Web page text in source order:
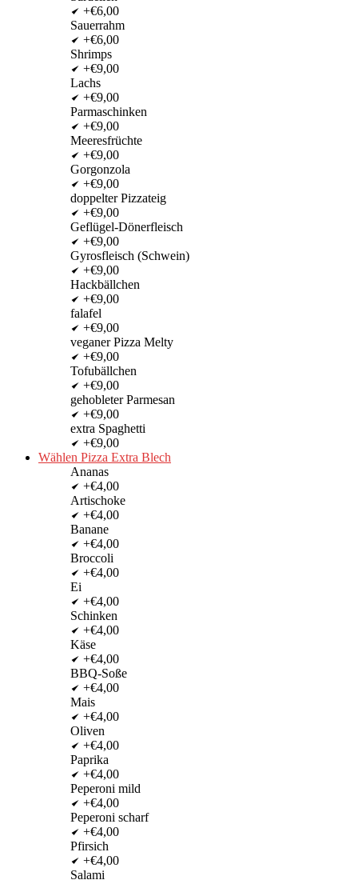
+€6,00
Sauerrahm
+€6,00
Shrimps
+€9,00
Lachs
+€9,00
Parmaschinken
+€9,00
Meeresfrüchte
+€9,00
Gorgonzola
+€9,00
doppelter Pizzateig
+€9,00
Geflügel-Dönerfleisch
+€9,00
Gyrosfleisch (Schwein)
+€9,00
Hackbällchen
+€9,00
falafel
+€9,00
veganer Pizza Melty
+€9,00
Tofubällchen
+€9,00
gehobleter Parmesan
+€9,00
extra Spaghetti
+€9,00
Wählen Pizza Extra Blech
Ananas
+€4,00
Artischoke
+€4,00
Banane
+€4,00
Broccoli
+€4,00
Ei
+€4,00
Schinken
+€4,00
Käse
+€4,00
BBQ-Soße
+€4,00
Mais
+€4,00
Oliven
+€4,00
Paprika
+€4,00
Peperoni mild
+€4,00
Peperoni scharf
+€4,00
Pfirsich
+€4,00
Salami